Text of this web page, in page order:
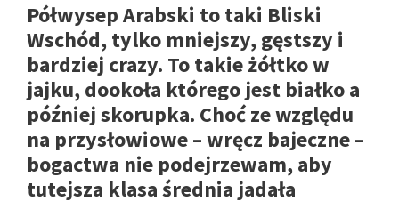
Półwysep Arabski to taki Bliski
Wschód, tylko mniejszy, gęstszy i
bardziej crazy. To takie żółtko w
jajku, dookoła którego jest białko a
później skorupka. Choć ze względu
na przysłowiowe – wręcz bajeczne –
bogactwa nie podejrzewam, aby
tutejsza klasa średnia jadała